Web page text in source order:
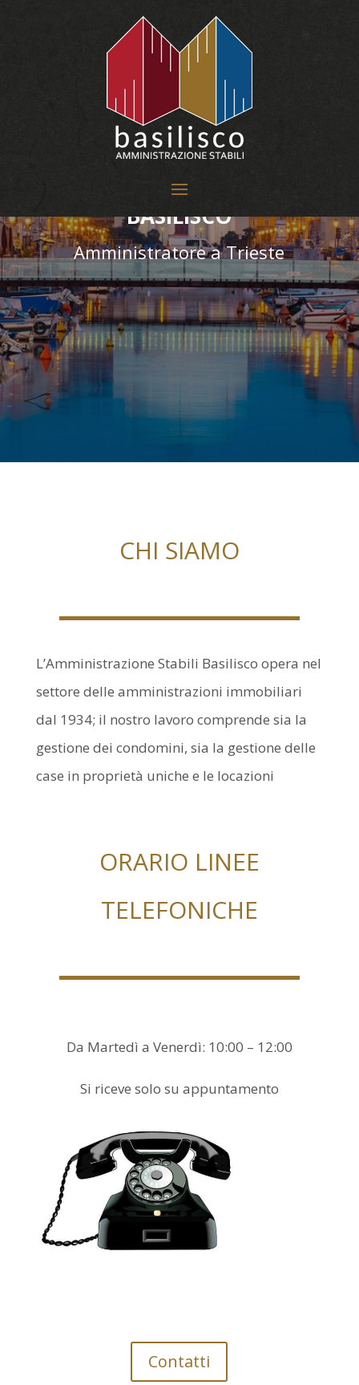
AMMINISTRAZIONE STABILI
BASILISCO
Amministratore a Trieste
CHI SIAMO
L’Amministrazione Stabili Basilisco opera nel
settore delle amministrazioni immobiliari
dal 1934; il nostro lavoro comprende sia la
gestione dei condomini, sia la gestione delle
case in proprietà uniche e le locazioni
ORARIO LINEE
TELEFONICHE
Da Martedì a Venerdì: 10:00 – 12:00
Si riceve solo su appuntamento
Contatti